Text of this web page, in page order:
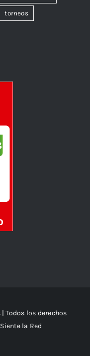
torneos
Todos los derechos
Siente la Red